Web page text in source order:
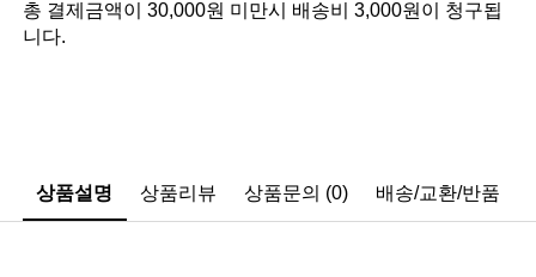
총 결제금액이 30,000원 미만시 배송비 3,000원이 청구됩
니다.
상품설명 상품리뷰 상품문의 (0) 배송/교환/반품